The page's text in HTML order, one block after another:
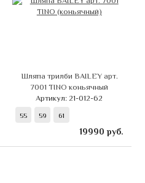
Шляпа трилби BAILEY арт.
7001 TINO коньячный
Артикул: 21-012-62
55 59 61
19990 руб.